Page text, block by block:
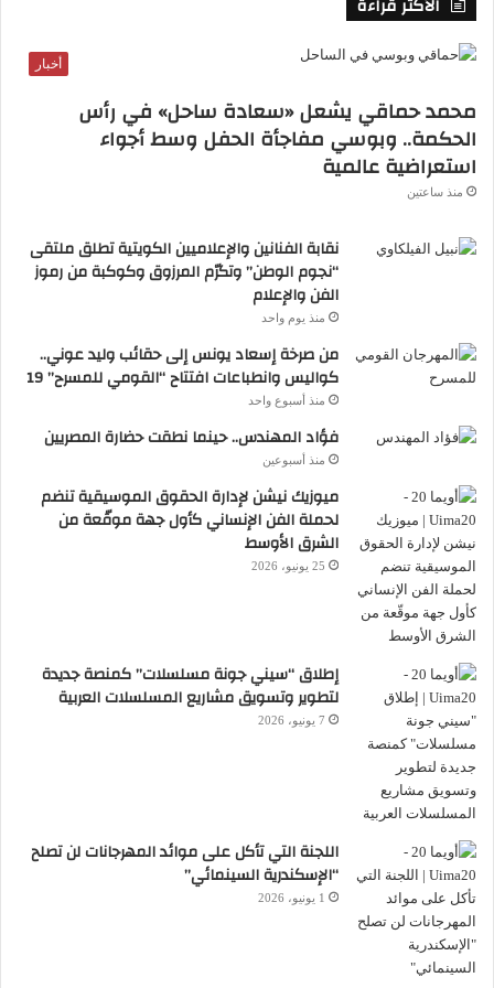
وأضافت شيترا: “يعتبر المنظور عنصراً أساسياً
في تصوير الفيديو الاحترافي، وعلى المصور أن
يضع خطة مسبقة للطريقة والوضعية الأفضل
لعرض المنتج أو الموضوع، وتحديد عدد
اللقطات المطلوبة لإظهاره من جميع الجوانب”.
أسرار التصوير الضوئي والرسم
بالضوء
وقدم المصور الأمريكي ريان باليس للأطفال
جلسة خاصةً بعنوان “أسرار التصوير الضوئي
والرسم بالضوء”، تعرفوا خلالها على تقنيات
عدد من النصائح والحيل التقنية لالتقاط صور
فريدة باستخدام الأشياء المتواجدة في المنزل.
واستعرض باليس أمام الأطفال عدداً من الحيل
الفنية في التصوير مثل وضع الكاميرا على
منشفة أو قطعة قماش، أو على أي سطح مستوٍ
طويل وسحبها لصنع الإحساس بالحركة، أو
رسم شمس (بحجم عدسة الكاميرا) بقلم ملون
على كيس قابل للإغلاق، حيث تساعد أشعة
أخبار
محمد حماقي يشعل «سعادة ساحل» في رأس
الحكمة.. وبوسي مفاجأة الحفل وسط أجواء
استعراضية عالمية
منذ ساعتين
نقابة الفنانين والإعلاميين الكويتية تطلق ملتقى
“نجوم الوطن” وتكرّم المرزوق وكوكبة من رموز
الفن والإعلام
منذ يوم واحد
من صرخة إسعاد يونس إلى حقائب وليد عوني..
كواليس وانطباعات افتتاح “القومي للمسرح” 19
منذ أسبوع واحد
فؤاد المهندس.. حينما نطقت حضارة المصريين
منذ أسبوعين
ميوزيك نيشن لإدارة الحقوق الموسيقية تنضم
لحملة الفن الإنساني كأول جهة موقّعة من
الشرق الأوسط
25 يونيو، 2026
إطلاق “سيني جونة مسلسلات” كمنصة جديدة
لتطوير وتسويق مشاريع المسلسلات العربية
7 يونيو، 2026
اللجنة التي تأكل على موائد المهرجانات لن تصلح
“الإسكندرية السينمائي”
1 يونيو، 2026